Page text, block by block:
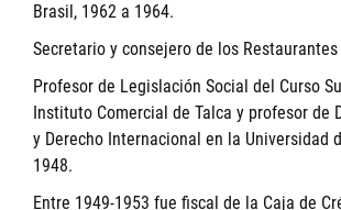
Brasil, 1962 a 1964.
Secretario y consejero de los
Profesor de Legislación Social del Curso
Instituto Comercial de Talca y profesor de
y Derecho Internacional en la Universidad
1948.
Entre 1949-1953 fue fiscal de la Caja de